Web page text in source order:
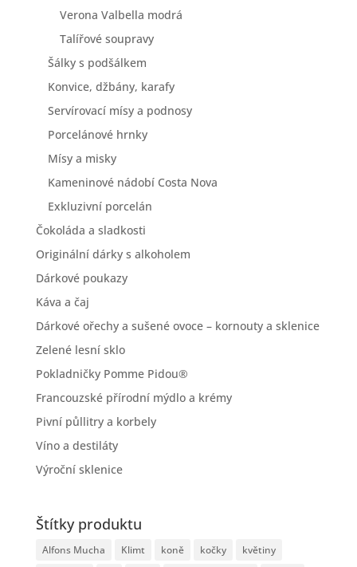
Verona Valbella modrá
Talířové soupravy
Šálky s podšálkem
Konvice, džbány, karafy
Servírovací mísy a podnosy
Porcelánové hrnky
Mísy a misky
Kameninové nádobí Costa Nova
Exkluzivní porcelán
Čokoláda a sladkosti
Originální dárky s alkoholem
Dárkové poukazy
Káva a čaj
Dárkové ořechy a sušené ovoce – kornouty a sklenice
Zelené lesní sklo
Pokladničky Pomme Pidou®
Francouzské přírodní mýdlo a krémy
Pivní půllitry a korbely
Víno a destiláty
Výroční sklenice
Štítky produktu
Alfons Mucha Klimt koně kočky
květiny